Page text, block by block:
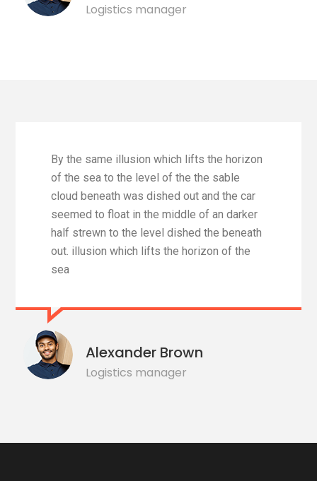
Logistics manager
By the same illusion which lifts the horizon
of the sea to the level of the the sable
cloud beneath was dished out and the car
seemed to float in the middle of an darker
half strewn to the level dished the beneath
out. illusion which lifts the horizon of the
sea
Alexander Brown
Logistics manager